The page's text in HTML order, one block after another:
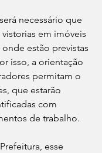
necessário que
em imóveis
estão previstas
isso, a orientação
permitam o
que estarão
com
de trabalho.
esse